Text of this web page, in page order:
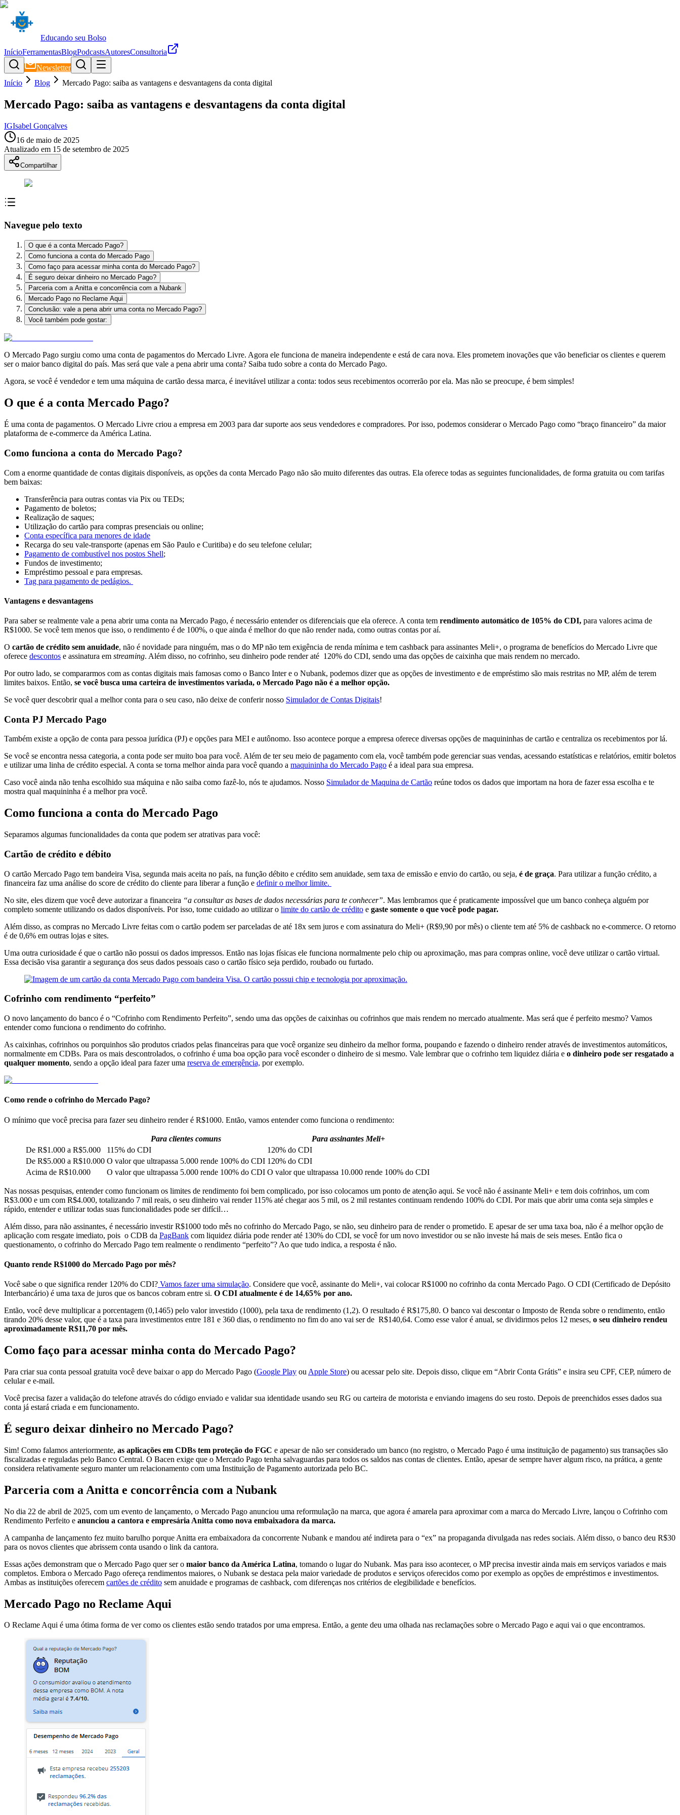
Educando seu Bolso
InícioFerramentasBlogPodcastsAutoresConsultoria
Newsletter
Início
Blog Mercado Pago: saiba as vantagens e desvantagens da conta digital
Mercado Pago: saiba as vantagens e desvantagens da conta digital
IGIsabel Gonçalves
16 de maio de 2025
Atualizado em 15 de setembro de 2025
Compartilhar
Navegue pelo texto
O que é a conta Mercado Pago?
Como funciona a conta do Mercado Pago
Como faço para acessar minha conta do Mercado Pago?
É seguro deixar dinheiro no Mercado Pago?
Parceria com a Anitta e concorrência com a Nubank
Mercado Pago no Reclame Aqui
Conclusão: vale a pena abrir uma conta no Mercado Pago?
Você também pode gostar:
O Mercado Pago surgiu como uma conta de pagamentos do Mercado Livre. Agora ele funciona de maneira independente e está de cara nova. Eles prometem inovações que vão beneficiar os clientes e querem
ser o maior banco digital do país. Mas será que vale a pena abrir uma conta? Saiba tudo sobre a conta do Mercado Pago.
Agora, se você é vendedor e tem uma máquina de cartão dessa marca, é inevitável utilizar a conta: todos seus recebimentos ocorrerão por ela. Mas não se preocupe, é bem simples!
O que é a conta Mercado Pago?
É uma conta de pagamentos. O Mercado Livre criou a empresa em 2003 para dar suporte aos seus vendedores e compradores. Por isso, podemos considerar o Mercado Pago como “braço financeiro” da maior
plataforma de e-commerce da América Latina.
Como funciona a conta do Mercado Pago?
Com a enorme quantidade de contas digitais disponíveis, as opções da conta Mercado Pago não são muito diferentes das outras. Ela oferece todas as seguintes funcionalidades, de forma gratuita ou com tarifas
bem baixas:
Transferência para outras contas via Pix ou TEDs;
Pagamento de boletos;
Realização de saques;
Utilização do cartão para compras presenciais ou online;
Conta específica para menores de idade
Recarga do seu vale-transporte (apenas em São Paulo e Curitiba) e do seu telefone celular;
Pagamento de combustível nos postos Shell;
Fundos de investimento;
Empréstimo pessoal e para empresas.
Tag para pagamento de pedágios.
Vantagens e desvantagens
Para saber se realmente vale a pena abrir uma conta na Mercado Pago, é necessário entender os diferenciais que ela oferece. A conta tem rendimento automático de 105% do CDI, para valores acima de
R$1000. Se você tem menos que isso, o rendimento é de 100%, o que ainda é melhor do que não render nada, como outras contas por aí.
O cartão de crédito sem anuidade, não é novidade para ninguém, mas o do MP não tem exigência de renda mínima e tem cashback para assinantes Meli+, o programa de benefícios do Mercado Livre que
oferece descontos e assinatura em streaming. Além disso, no cofrinho, seu dinheiro pode render até 120% do CDI, sendo uma das opções de caixinha que mais rendem no mercado.
Por outro lado, se compararmos com as contas digitais mais famosas como o Banco Inter e o Nubank, podemos dizer que as opções de investimento e de empréstimo são mais restritas no MP, além de terem
limites baixos. Então, se você busca uma carteira de investimentos variada, o Mercado Pago não é a melhor opção.
Se você quer descobrir qual a melhor conta para o seu caso, não deixe de conferir nosso Simulador de Contas Digitais!
Conta PJ Mercado Pago
Também existe a opção de conta para pessoa jurídica (PJ) e opções para MEI e autônomo. Isso acontece porque a empresa oferece diversas opções de maquininhas de cartão e centraliza os recebimentos por lá.
Se você se encontra nessa categoria, a conta pode ser muito boa para você. Além de ter seu meio de pagamento com ela, você também pode gerenciar suas vendas, acessando estatísticas e relatórios, emitir boletos
e utilizar uma linha de crédito especial. A conta se torna melhor ainda para você quando a maquininha do Mercado Pago é a ideal para sua empresa.
Caso você ainda não tenha escolhido sua máquina e não saiba como fazê-lo, nós te ajudamos. Nosso Simulador de Maquina de Cartão reúne todos os dados que importam na hora de fazer essa escolha e te
mostra qual maquininha é a melhor pra você.
Como funciona a conta do Mercado Pago
Separamos algumas funcionalidades da conta que podem ser atrativas para você:
Cartão de crédito e débito
O cartão Mercado Pago tem bandeira Visa, segunda mais aceita no país, na função débito e crédito sem anuidade, sem taxa de emissão e envio do cartão, ou seja, é de graça. Para utilizar a função crédito, a
financeira faz uma análise do score de crédito do cliente para liberar a função e definir o melhor limite.
No site, eles dizem que você deve autorizar a financeira “a consultar as bases de dados necessárias para te conhecer”. Mas lembramos que é praticamente impossível que um banco conheça alguém por
completo somente utilizando os dados disponíveis. Por isso, tome cuidado ao utilizar o limite do cartão de crédito e gaste somente o que você pode pagar.
Além disso, as compras no Mercado Livre feitas com o cartão podem ser parceladas de até 18x sem juros e com assinatura do Meli+ (R$9,90 por mês) o cliente tem até 5% de cashback no e-commerce. O retorno
é de 0,6% em outras lojas e sites.
Uma outra curiosidade é que o cartão não possui os dados impressos. Então nas lojas físicas ele funciona normalmente pelo chip ou aproximação, mas para compras online, você deve utilizar o cartão virtual.
Essa decisão visa garantir a segurança dos seus dados pessoais caso o cartão físico seja perdido, roubado ou furtado.
Cofrinho com rendimento “perfeito”
O novo lançamento do banco é o “Cofrinho com Rendimento Perfeito”, sendo uma das opções de caixinhas ou cofrinhos que mais rendem no mercado atualmente. Mas será que é perfeito mesmo? Vamos
entender como funciona o rendimento do cofrinho.
As caixinhas, cofrinhos ou porquinhos são produtos criados pelas financeiras para que você organize seu dinheiro da melhor forma, poupando e fazendo o dinheiro render através de investimentos automáticos,
normalmente em CDBs. Para os mais descontrolados, o cofrinho é uma boa opção para você esconder o dinheiro de si mesmo. Vale lembrar que o cofrinho tem liquidez diária e o dinheiro pode ser resgatado a
qualquer momento, sendo a opção ideal para fazer uma reserva de emergência, por exemplo.
Como rende o cofrinho do Mercado Pago?
O mínimo que você precisa para fazer seu dinheiro render é R$1000. Então, vamos entender como funciona o rendimento:
Para clientes comuns
Para assinantes Meli+
De R$1.000 a R$5.000
115% do CDI
120% do CDI
De R$5.000 a R$10.000 O valor que ultrapassa 5.000 rende 100% do CDI 120% do CDI
Acima de R$10.000
O valor que ultrapassa 5.000 rende 100% do CDI O valor que ultrapassa 10.000 rende 100% do CDI
Nas nossas pesquisas, entender como funcionam os limites de rendimento foi bem complicado, por isso colocamos um ponto de atenção aqui. Se você não é assinante Meli+ e tem dois cofrinhos, um com
R$3.000 e um com R$4.000, totalizando 7 mil reais, o seu dinheiro vai render 115% até chegar aos 5 mil, os 2 mil restantes continuam rendendo 100% do CDI. Por mais que abrir uma conta seja simples e
rápido, entender e utilizar todas suas funcionalidades pode ser difícil…
Além disso, para não assinantes, é necessário investir R$1000 todo mês no cofrinho do Mercado Pago, se não, seu dinheiro para de render o prometido. E apesar de ser uma taxa boa, não é a melhor opção de
aplicação com resgate imediato, pois o CDB da PagBank com liquidez diária pode render até 130% do CDI, se você for um novo investidor ou se não investe há mais de seis meses. Então fica o
questionamento, o cofrinho do Mercado Pago tem realmente o rendimento “perfeito”? Ao que tudo indica, a resposta é não.
Quanto rende R$1000 do Mercado Pago por mês?
Você sabe o que significa render 120% do CDI? Vamos fazer uma simulação. Considere que você, assinante do Meli+, vai colocar R$1000 no cofrinho da conta Mercado Pago. O CDI (Certificado de Depósito
Interbancário) é uma taxa de juros que os bancos cobram entre si. O CDI atualmente é de 14,65% por ano.
Então, você deve multiplicar a porcentagem (0,1465) pelo valor investido (1000), pela taxa de rendimento (1,2). O resultado é R$175,80. O banco vai descontar o Imposto de Renda sobre o rendimento, então
tirando 20% desse valor, que é a taxa para investimentos entre 181 e 360 dias, o rendimento no fim do ano vai ser de R$140,64. Como esse valor é anual, se dividirmos pelos 12 meses, o seu dinheiro rendeu
aproximadamente R$11,70 por mês.
Como faço para acessar minha conta do Mercado Pago?
Para criar sua conta pessoal gratuita você deve baixar o app do Mercado Pago (Google Play ou Apple Store) ou acessar pelo site. Depois disso, clique em “Abrir Conta Grátis” e insira seu CPF, CEP, número de
celular e e-mail.
Você precisa fazer a validação do telefone através do código enviado e validar sua identidade usando seu RG ou carteira de motorista e enviando imagens do seu rosto. Depois de preenchidos esses dados sua
conta já estará criada e em funcionamento.
É seguro deixar dinheiro no Mercado Pago?
Sim! Como falamos anteriormente, as aplicações em CDBs tem proteção do FGC e apesar de não ser considerado um banco (no registro, o Mercado Pago é uma instituição de pagamento) sus transações são
fiscalizadas e reguladas pelo Banco Central. O Bacen exige que o Mercado Pago tenha salvaguardas para todos os saldos nas contas de clientes. Então, apesar de sempre haver algum risco, na prática, a gente
considera relativamente seguro manter um relacionamento com uma Instituição de Pagamento autorizada pelo BC.
Parceria com a Anitta e concorrência com a Nubank
No dia 22 de abril de 2025, com um evento de lançamento, o Mercado Pago anunciou uma reformulação na marca, que agora é amarela para aproximar com a marca do Mercado Livre, lançou o Cofrinho com
Rendimento Perfeito e anunciou a cantora e empresária Anitta como nova embaixadora da marca.
A campanha de lançamento fez muito barulho porque Anitta era embaixadora da concorrente Nubank e mandou até indireta para o “ex” na propaganda divulgada nas redes sociais. Além disso, o banco deu R$30
para os novos clientes que abrissem conta usando o link da cantora.
Essas ações demonstram que o Mercado Pago quer ser o maior banco da América Latina, tomando o lugar do Nubank. Mas para isso acontecer, o MP precisa investir ainda mais em serviços variados e mais
completos. Embora o Mercado Pago ofereça rendimentos maiores, o Nubank se destaca pela maior variedade de produtos e serviços oferecidos como por exemplo as opções de empréstimos e investimentos.
Ambas as instituições oferecem cartões de crédito sem anuidade e programas de cashback, com diferenças nos critérios de elegibilidade e benefícios.
Mercado Pago no Reclame Aqui
O Reclame Aqui é uma ótima forma de ver como os clientes estão sendo tratados por uma empresa. Então, a gente deu uma olhada nas reclamações sobre o Mercado Pago e aqui vai o que encontramos.